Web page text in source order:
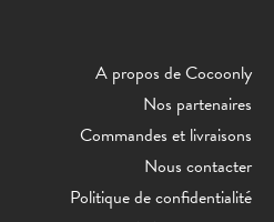
A propos de Cocoonly
Nos partenaires
Commandes et livraisons
Nous contacter
Politique de confidentialité